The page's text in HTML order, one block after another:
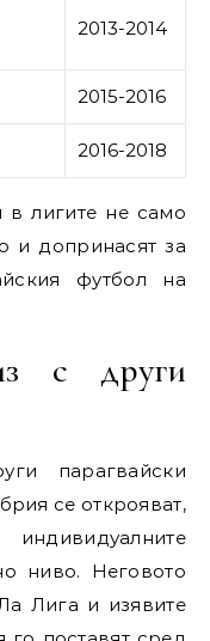
2013-2014
2015-2016
2016-2018
в лигите не само
и допринасят за
футбол на
с други
парагвайски
се открояват,
ниво. Неговото
Лига и изявите